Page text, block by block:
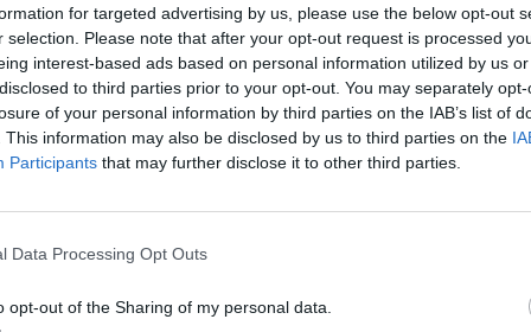
for targeted advertising by us, please use the below opt-out
selection. Please note that after your opt-out request is processed
interest-based ads based on personal information utilized by us
to third parties prior to your opt-out. You may separately
of your personal information by third parties on the IAB’s list of
This information may also be disclosed by us to third parties on the
Participants that may further disclose it to other third parties.
Data Processing Opt Outs
opt-out of the Sharing of my personal data.
κανείς; Θα απαντήσει ο κ. Μητσοτάκης στη
Θα μας απαντήσουν γιατί κάνουν
ο κ. Ανδρουλάκης.
Αν δεν γίνει σοβαρός διάλογος για την
κοροϊδία. Είναι αέρας κοπανιστός. Δυόμισι
του εκσυγχρονισμού του κανονισμού του ΕΛΓΑ.
επιπτώσεις της κλιματικής αλλαγής και αντί το
ένα υπουργείο- πελατειακός μηχανισμός της
παραγωγούς σε όλη την Ελλάδα» πρόσθεσε ο